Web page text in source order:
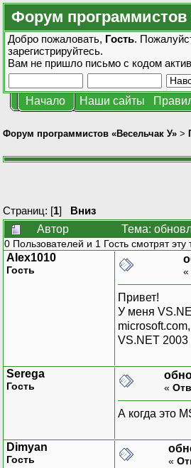
Форум программистов
Добро пожаловать, Гость.
зарегистрируйтесь.
Вам не пришло письмо с кодом
Начало Наши сайты
Форум программистов «Весельчак У» >
Страниц: [1] Вниз
Автор
Тема:
0 Пользователей и 1 Гость смотрят эту
Alex1010
Гость «
Привет!
У меня
VS.NET 2003
Serega
Гость «
А когда это
Dimyan
Гость «